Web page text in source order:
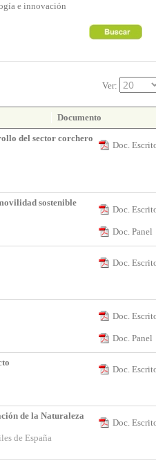
e innovación
Ver:
Documento
del sector corchero
Doc.
sostenible
Doc.
Doc. Panel
Doc.
Doc.
Doc. Panel
Doc.
de la Naturaleza
de España
Doc.